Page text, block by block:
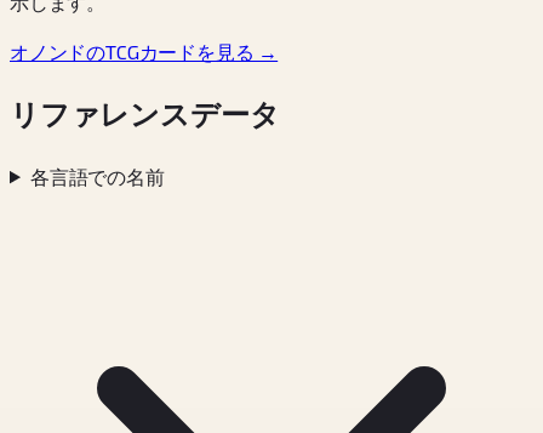
オノンドのTCGカードを見る →
リファレンスデータ
各言語での名前